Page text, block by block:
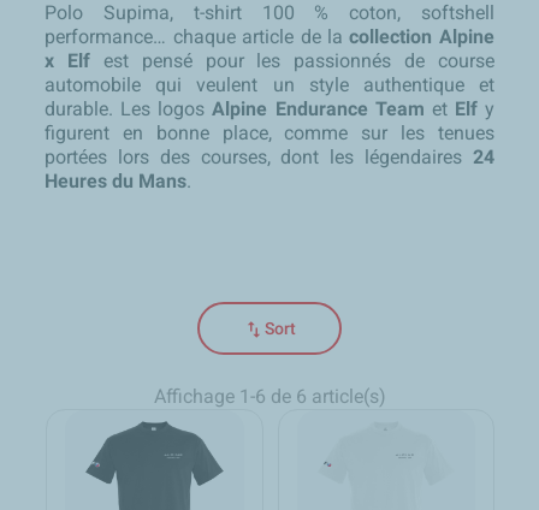
Polo Supima, t-shirt 100 % coton, softshell
performance… chaque article de lacollection Alpine
x Elf est pensé pour les passionnés de course
automobile qui veulent un style authentique et
durable. Les logosAlpine Endurance Team et Elfy
figurent en bonne place, comme sur les tenues
portées lors des courses, dont les légendaires 24
Heures du Mans.
swap_vert Sort
Affichage 1-6 de 6 article(s)